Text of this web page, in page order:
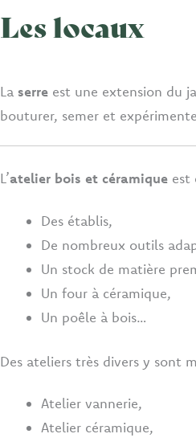
Les locaux
La serre est une extension du
bouturer, semer et
L’atelier bois et céramique est
Des établis,
De nombreux outils
Un stock de matière
Un four à céramique,
Un poêle à bois…
Des ateliers très divers y sont
Atelier vannerie,
Atelier céramique,